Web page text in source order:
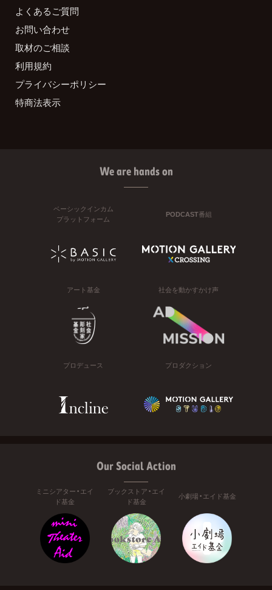
よくあるご質問
お問い合わせ
取材のご相談
利用規約
プライバシーポリシー
特商法表示
We are hands on
ベーシックインカム
プラットフォーム
PODCAST番組
アート基金 社会を動かすかけ声
プロデュース プロダクション
Our Social Action
ミニシアター・エイ
ド基金
ブックストア・エイ
ド基金
小劇場・エイド基金